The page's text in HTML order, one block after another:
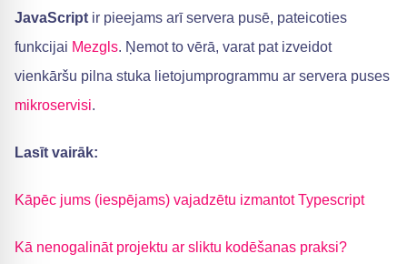
JavaScript ir pieejams arī servera pusē, pateicoties
funkcijai Mezgls. Ņemot to vērā, varat pat izveidot
vienkāršu pilna stuka lietojumprogrammu ar servera puses
mikroservisi.
Lasīt vairāk:
Kāpēc jums (iespējams) vajadzētu izmantot Typescript
Kā nenogalināt projektu ar sliktu kodēšanas praksi?